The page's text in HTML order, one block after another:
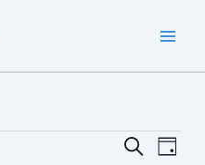
Recherche
Recherche
Jour